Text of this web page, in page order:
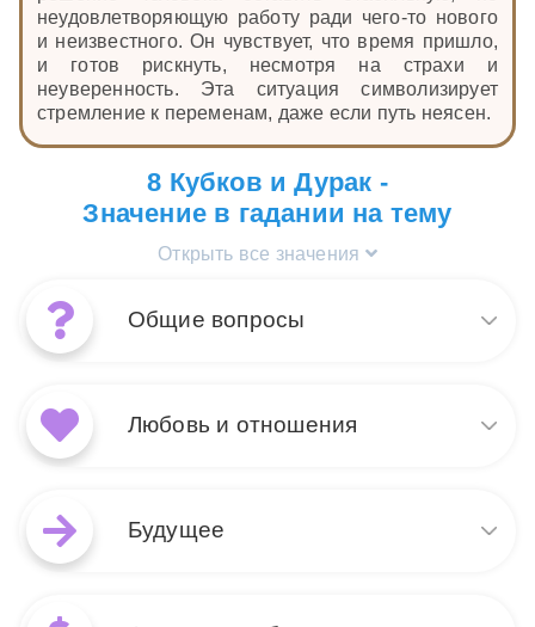
неудовлетворяющую работу ради чего-то нового
и неизвестного. Он чувствует, что время пришло,
и готов рискнуть, несмотря на страхи и
неуверенность. Эта ситуация символизирует
стремление к переменам, даже если путь неясен.
8 Кубков и Дурак -
Значение в гадании на тему
Открыть все значения
Общие вопросы
вопросы появляются карты
и риск, а 8 Кубков говорит о
Любовь и отношения
Будущее